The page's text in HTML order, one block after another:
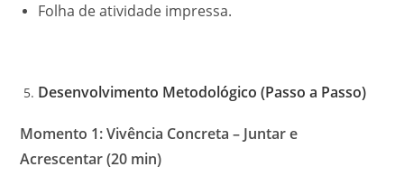
Folha de atividade impressa.
Desenvolvimento Metodológico (Passo a Passo)
Momento 1: Vivência Concreta – Juntar e
Acrescentar (20 min)